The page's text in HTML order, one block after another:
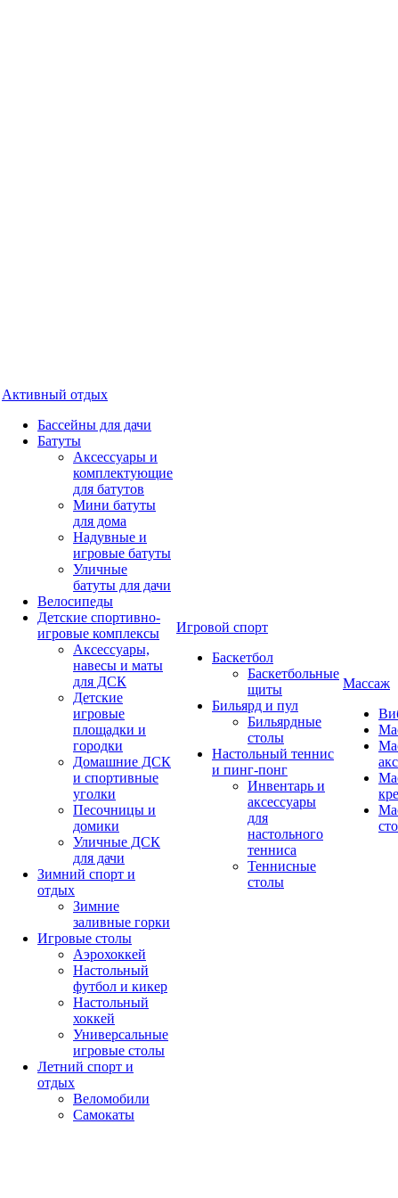
Активный отдых
Бассейны для дачи
Батуты
Аксессуары и
комплектующие
для батутов
Мини батуты
для дома
Надувные и
игровые батуты
Уличные
батуты для дачи
Велосипеды
Детские спортивно-
игровые комплексы
Аксессуары,
навесы и маты
для ДСК
Детские
игровые
площадки и
городки
Домашние ДСК
и спортивные
уголки
Песочницы и
домики
Уличные ДСК
для дачи
Зимний спорт и
отдых
Зимние
заливные горки
Игровые столы
Аэрохоккей
Настольный
футбол и кикер
Настольный
хоккей
Универсальные
игровые столы
Летний спорт и
отдых
Веломобили
Самокаты
Игровой спорт
Баскетбол
Баскетбольные
щиты
Бильярд и пул
Бильярдные
столы
Настольный теннис
и пинг-понг
Инвентарь и
аксессуары
для
настольного
тенниса
Теннисные
столы
Массаж